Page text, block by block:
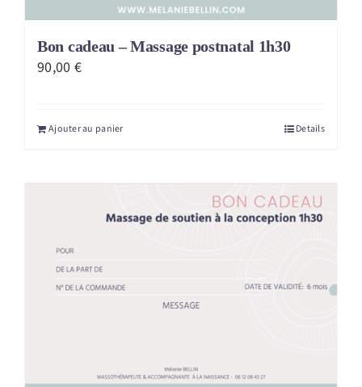
Bon cadeau – Massage postnatal 1h30
90,00 €
Ajouter au panier Details